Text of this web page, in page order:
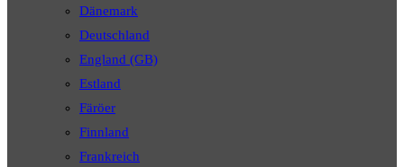
Dänemark
Deutschland
England (GB)
Estland
Färöer
Finnland
Frankreich